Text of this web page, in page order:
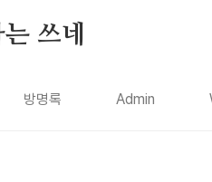
쓰네
방명록 Admin